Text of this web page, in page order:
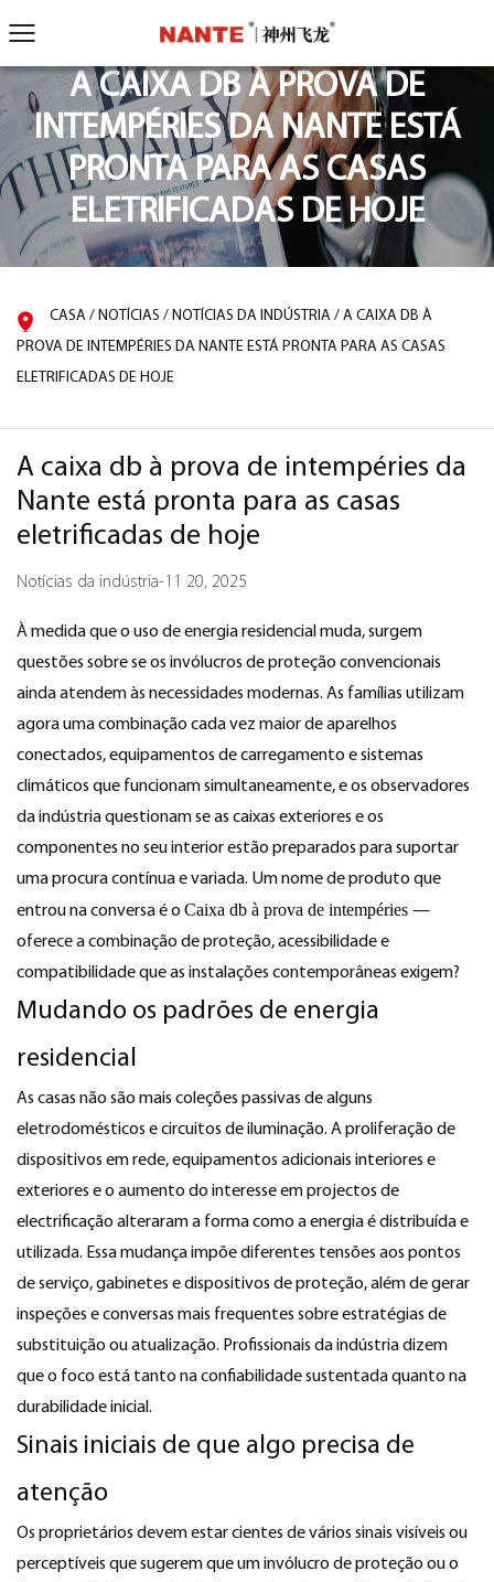
A CAIXA DB À PROVA DE
INTEMPÉRIES DA NANTE ESTÁ
PRONTA PARA AS CASAS
ELETRIFICADAS DE HOJE
CASA / NOTÍCIAS / NOTÍCIAS DA INDÚSTRIA / A CAIXA DB À
PROVA DE INTEMPÉRIES DA NANTE ESTÁ PRONTA PARA AS CASAS
ELETRIFICADAS DE HOJE
A caixa db à prova de intempéries da
Nante está pronta para as casas
eletrificadas de hoje
Notícias da indústria-11 20, 2025
À medida que o uso de energia residencial muda, surgem
questões sobre se os invólucros de proteção convencionais
ainda atendem às necessidades modernas. As famílias utilizam
agora uma combinação cada vez maior de aparelhos
conectados, equipamentos de carregamento e sistemas
climáticos que funcionam simultaneamente, e os observadores
da indústria questionam se as caixas exteriores e os
componentes no seu interior estão preparados para suportar
uma procura contínua e variada. Um nome de produto que
entrou na conversa é o Caixa db à prova de intempéries —
oferece a combinação de proteção, acessibilidade e
compatibilidade que as instalações contemporâneas exigem?
Mudando os padrões de energia
residencial
As casas não são mais coleções passivas de alguns
eletrodomésticos e circuitos de iluminação. A proliferação de
dispositivos em rede, equipamentos adicionais interiores e
exteriores e o aumento do interesse em projectos de
electrificação alteraram a forma como a energia é distribuída e
utilizada. Essa mudança impõe diferentes tensões aos pontos
de serviço, gabinetes e dispositivos de proteção, além de gerar
inspeções e conversas mais frequentes sobre estratégias de
substituição ou atualização. Profissionais da indústria dizem
que o foco está tanto na confiabilidade sustentada quanto na
durabilidade inicial.
Sinais iniciais de que algo precisa de
atenção
Os proprietários devem estar cientes de vários sinais visíveis ou
perceptíveis que sugerem que um invólucro de proteção ou o